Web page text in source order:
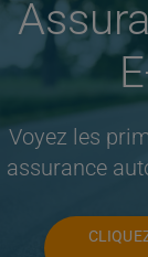
Voyez les
assurance